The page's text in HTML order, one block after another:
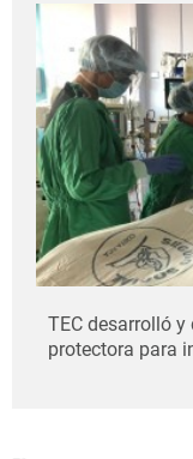
TEC desarrolló
protectora para